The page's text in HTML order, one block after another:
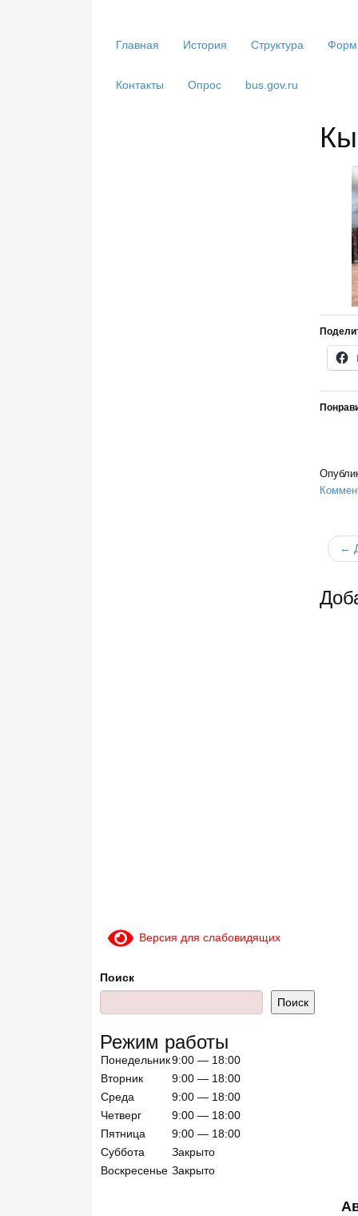
Главная История Структура
Контакты Опрос bus.gov.ru
←
Версия для слабовидящих
Поиск
Поиск
Режим работы
Понедельник9:00 — 18:00
Вторник
9:00 — 18:00
Среда
9:00 — 18:00
Четверг
9:00 — 18:00
Пятница
9:00 — 18:00
Суббота
Закрыто
Воскресенье Закрыто